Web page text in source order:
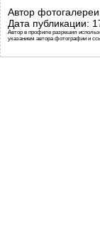
Автор
Дата публикации:
Автор в профиле разрешил
указанием автора фотографии и